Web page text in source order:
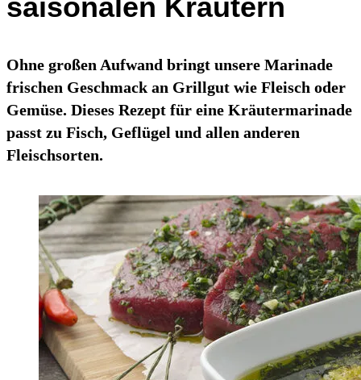
saisonalen Kräutern
Ohne großen Aufwand bringt unsere Marinade
frischen Geschmack an Grillgut wie Fleisch oder
Gemüse. Dieses Rezept für eine Kräutermarinade
passt zu Fisch, Geflügel und allen anderen
Fleischsorten.